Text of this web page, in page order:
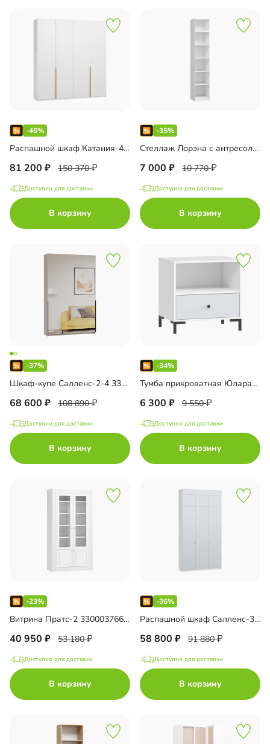
-46%
Распашной шкаф Катания-4.2 33000458452
81 200 150 370
Доступно для доставки
В корзину
-35%
Стеллаж Лорэна с антресолью 33000460419
7 000 10 770
Доступно для доставки
В корзину
-37%
Шкаф-купе Салленс-2-4 33000457281
68 600 108 890
Доступно для доставки
В корзину
-34%
Тумба прикроватная Юлара-1 33000375245
6 300 9 550
Доступно для доставки
В корзину
-23%
Витрина Пратс-2 33000376658
40 950 53 180
Доступно для доставки
В корзину
-36%
Распашной шкаф Салленс-3 Премиум с антресолью 33000460412
58 800 91 880
Доступно для доставки
В корзину